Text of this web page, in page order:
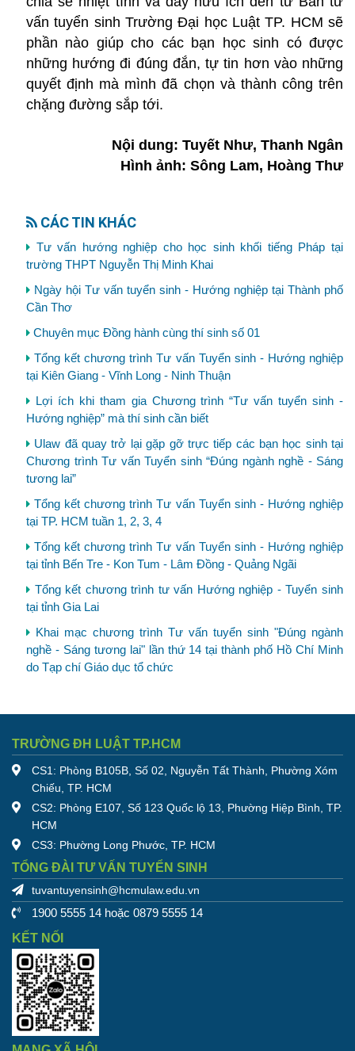
vấn tuyển sinh Trường Đại học Luật TP. HCM sẽ
phần nào giúp cho các bạn học sinh có được
những hướng đi đúng đắn, tự tin hơn vào những
quyết định mà mình đã chọn và thành công trên
chặng đường sắp tới.
Nội dung: Tuyết Như, Thanh Ngân
Hình ảnh: Sông Lam, Hoàng Thư
CÁC TIN KHÁC
Tư vấn hướng nghiệp cho học sinh khối tiếng Pháp tại
trường THPT Nguyễn Thị Minh Khai
Ngày hội Tư vấn tuyển sinh - Hướng nghiệp tại Thành phố
Cần Thơ
Chuyên mục Đồng hành cùng thí sinh số 01
Tổng kết chương trình Tư vấn Tuyển sinh - Hướng nghiệp
tại Kiên Giang - Vĩnh Long - Ninh Thuận
Lợi ích khi tham gia Chương trình “Tư vấn tuyển sinh -
Hướng nghiệp” mà thí sinh cần biết
Ulaw đã quay trở lại gặp gỡ trực tiếp các bạn học sinh tại
Chương trình Tư vấn Tuyển sinh “Đúng ngành nghề - Sáng
tương lai”
Tổng kết chương trình Tư vấn Tuyển sinh - Hướng nghiệp
tại TP. HCM tuần 1, 2, 3, 4
Tổng kết chương trình Tư vấn Tuyển sinh - Hướng nghiệp
tại tỉnh Bến Tre - Kon Tum - Lâm Đồng - Quảng Ngãi
Tổng kết chương trình tư vấn Hướng nghiệp - Tuyển sinh
tại tỉnh Gia Lai
Khai mạc chương trình Tư vấn tuyển sinh "Đúng ngành
nghề - Sáng tương lai" lần thứ 14 tại thành phố Hồ Chí Minh
do Tạp chí Giáo dục tổ chức
TRƯỜNG ĐH LUẬT TP.HCM
CS1: Phòng B105B, Số 02, Nguyễn Tất Thành, Phường Xóm
Chiếu, TP. HCM
CS2: Phòng E107, Số 123 Quốc lộ 13, Phường Hiệp Bình, TP.
HCM
CS3: Phường Long Phước, TP. HCM
TỔNG ĐÀI TƯ VẤN TUYỂN SINH
tuvantuyensinh@hcmulaw.edu.vn
1900 5555 14 hoặc 0879 5555 14
KẾT NỐI